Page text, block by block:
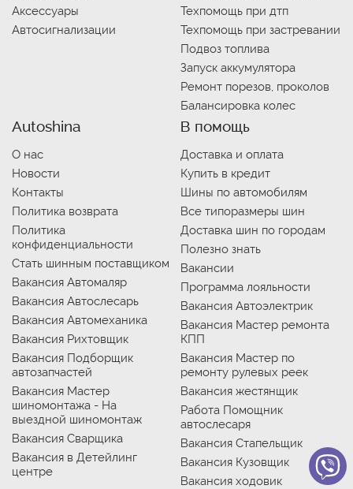
Аксессуары
Автосигнализации
Техпомощь при дтп
Техпомощь при застревании
Подвоз топлива
Запуск аккумулятора
Ремонт порезов, проколов
Балансировка колес
Autoshina
О нас
Новости
Контакты
Политика возврата
Политика
конфиденциальности
Стать шинным поставщиком
Вакансия Автомаляр
Вакансия Автослесарь
Вакансия Автомеханика
Вакансия Рихтовщик
Вакансия Подборщик
автозапчастей
Вакансия Мастер
шиномонтажа - На
выездной шиномонтаж
Вакансия Сварщика
Вакансия в Детейлинг
центре
В помощь
Доставка и оплата
Купить в кредит
Шины по автомобилям
Все типоразмеры шин
Доставка шин по городам
Полезно знать
Вакансии
Программа лояльности
Вакансия Автоэлектрик
Вакансия Мастер ремонта
КПП
Вакансия Мастер по
ремонту рулевых реек
Вакансия жестянщик
Работа Помощник
автослесаря
Вакансия Стапельщик
Вакансия Кузовщик
Вакансия ходовик